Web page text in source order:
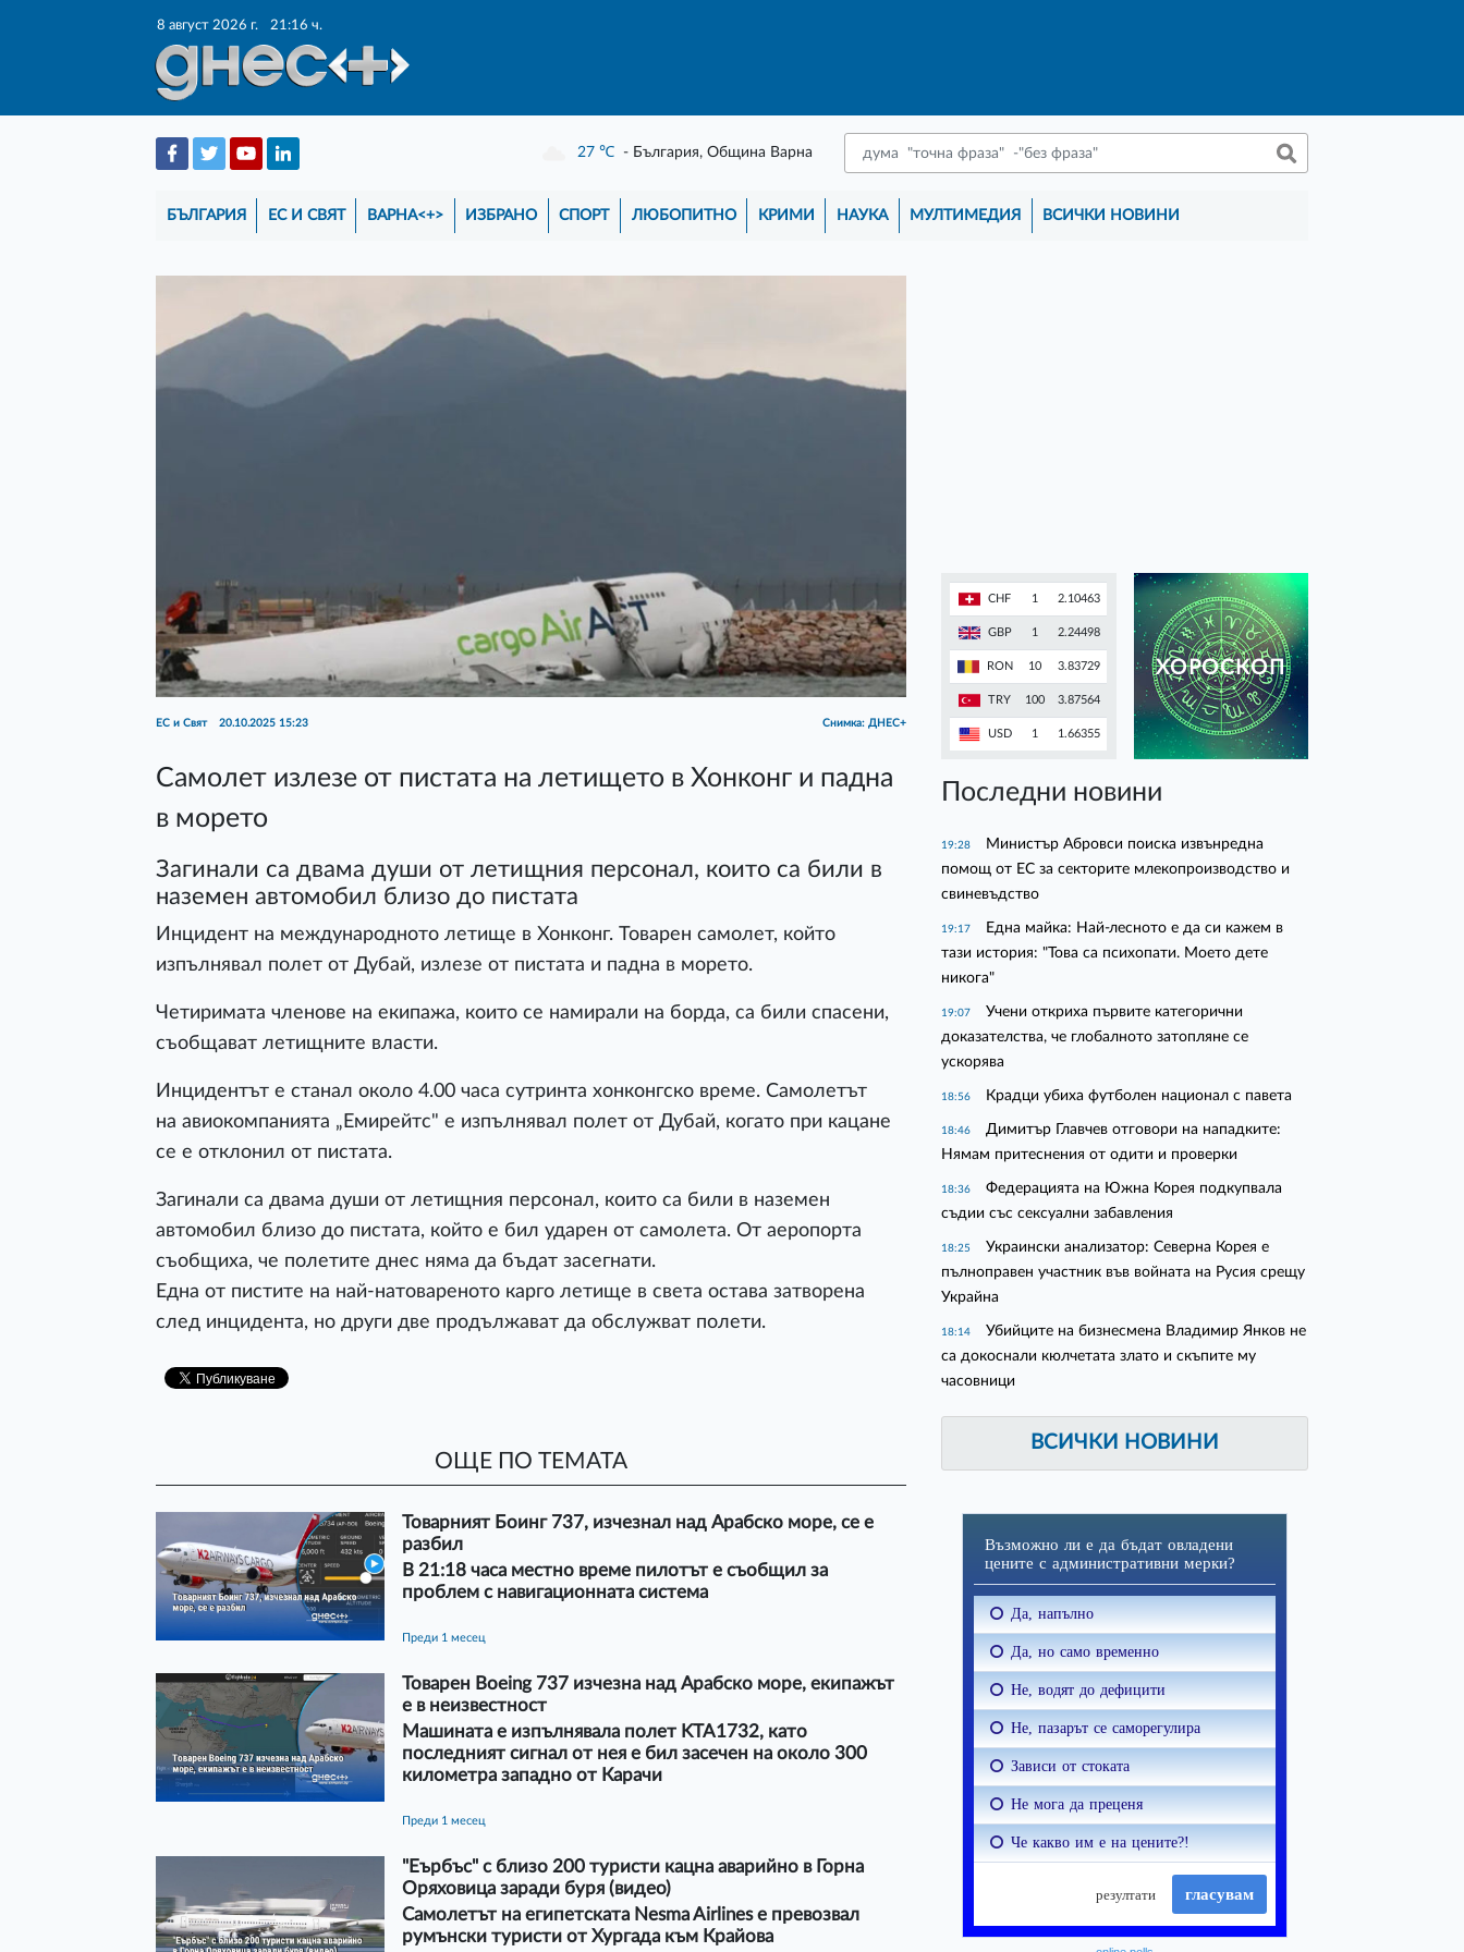
8 август 2026 г. 21:16 ч.
27 ℃ - България, Община Варна
БЪЛГАРИЯ ЕС И СВЯТ ВАРНА<+> ИЗБРАНО СПОРТ ЛЮБОПИТНО КРИМИ НАУКА МУЛТИМЕДИЯ ВСИЧКИ НОВИНИ
ЕС и Свят 20.10.2025 15:23 Снимка: ДНЕС+
Самолет излезе от пистата на летището в Хонконг и падна
в морето
Загинали са двама души от летищния персонал, които са били в
наземен автомобил близо до пистата
Инцидент на международното летище в Хонконг. Товарен самолет, който
изпълнявал полет от Дубай, излезе от пистата и падна в морето.
Четиримата членове на екипажа, които се намирали на борда, са били спасени,
съобщават летищните власти.
Инцидентът е станал около 4.00 часа сутринта хонконгско време. Самолетът
на авиокомпанията „ Емирейтс" е изпълнявал полет от Дубай, когато при кацане
се е отклонил от пистата.
Загинали са двама души от летищния персонал, които са били в наземен
автомобил близо до пистата, който е бил ударен от самолета. От аеропорта
съобщиха, че полетите днес няма да бъдат засегнати.
Една от пистите на най-натовареното карго летище в света остава затворена
след инцидента, но други две продължават да обслужват полети.
ОЩЕ ПО ТЕМАТА
Товарният Боинг 737, изчезнал над Арабско море, се е
разбил
В 21:18 часа местно време пилотът е съобщил за
проблем с навигационната система
преди 1 месец
Товарен Boeing 737 изчезна над Арабско море, екипажът
е в неизвестност
Машината е изпълнявала полет KTA1732, като
последният сигнал от нея е бил засечен на около 300
километра западно от Карачи
преди 1 месец
"Еърбъс" с близо 200 туристи кацна аварийно в Горна
Оряховица заради буря (видео)
Самолетът на египетската Nesma Airlines е превозвал
румънски туристи от Хургада към Крайова
CHF 1 2.10463
GBP 1 2.24498
RON 10 3.83729
TRY 100 3.87564
USD 1 1.66355
ХОРОСКОП
Последни новини
19:28
Министър Абровси поиска извънредна
помощ от ЕС за секторите млекопроизводство и
свиневъдство
19:17
Една майка: Най-лесното е да си кажем в
тази история: "Това са психопати. Моето дете
никога"
19:07
Учени откриха първите категорични
доказателства, че глобалното затопляне се
ускорява
18:56 Крадци убиха футболен национал с павета
18:46
Димитър Главчев отговори на нападките:
Нямам притеснения от одити и проверки
18:36
Федерацията на Южна Корея подкупвала
съдии със сексуални забавления
18:25
Украински анализатор: Северна Корея е
пълноправен участник във войната на Русия срещу
Украйна
18:14
Убийците на бизнесмена Владимир Янков не
са докоснали кюлчетата злато и скъпите му
часовници
ВСИЧКИ НОВИНИ